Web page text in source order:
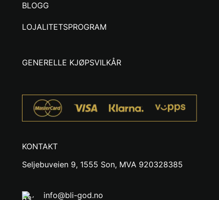
BLOGG
LOJALITETSPROGRAM
GENERELLE KJØPSVILKÅR
KONTAKT
Seljebuveien 9, 1555 Son, MVA 920328385
info@bli-god.no